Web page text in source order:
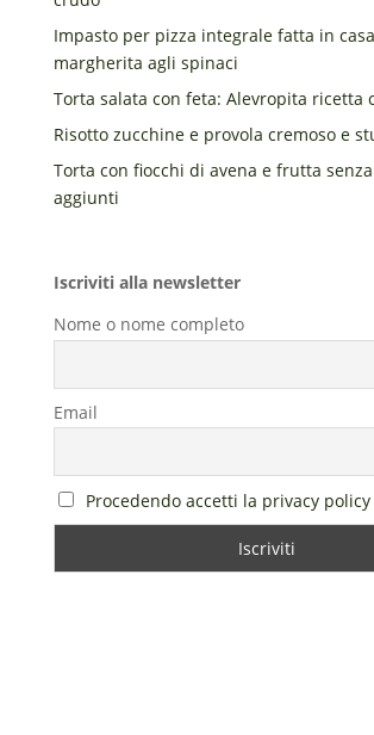
Impasto per pizza integrale fatta in
margherita agli spinaci
Torta salata con feta: Alevropita ricetta
Risotto zucchine e provola cremoso e
Torta con fiocchi di avena e frutta
aggiunti
Iscriviti alla newsletter
Nome o nome completo
Email
Procedendo accetti la privacy policy